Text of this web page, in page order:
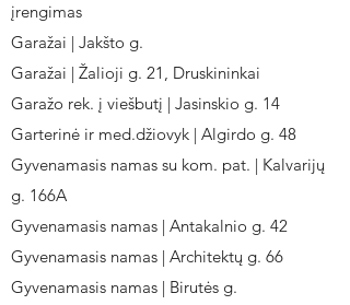
įrengimas
Garažai | Jakšto g.
Garažai | Žalioji g. 21, Druskininkai
Garažo rek. į viešbutį | Jasinskio g. 14
Garterinė ir med.džiovyk | Algirdo g. 48
Gyvenamasis namas su kom. pat. | Kalvarijų
g. 166A
Gyvenamasis namas | Antakalnio g. 42
Gyvenamasis namas | Architektų g. 66
Gyvenamasis namas | Birutės g.